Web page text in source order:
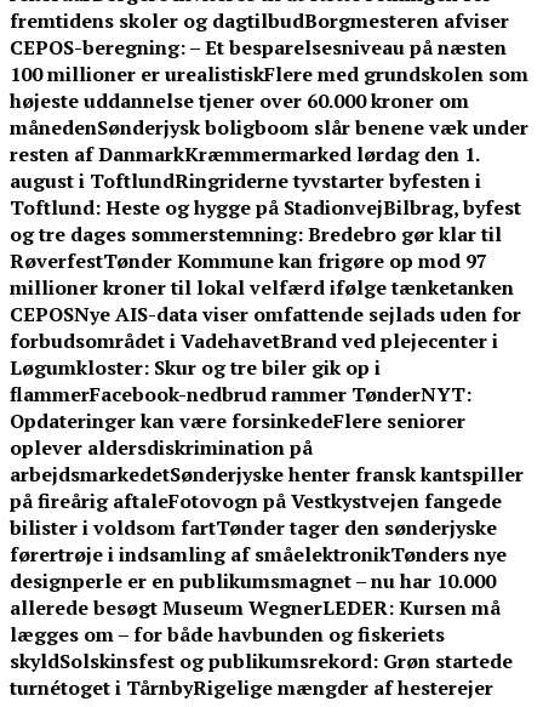
fremtidens skoler og dagtilbudBorgmesteren afviser
CEPOS-beregning: – Et besparelsesniveau på næsten
100 millioner er urealistiskFlere med grundskolen som
højeste uddannelse tjener over 60.000 kroner om
månedenSønderjysk boligboom slår benene væk under
resten af DanmarkKræmmermarked lørdag den 1.
august i ToftlundRingriderne tyvstarter byfesten i
Toftlund: Heste og hygge på StadionvejBilbrag, byfest
og tre dages sommerstemning: Bredebro gør klar til
RøverfestTønder Kommune kan frigøre op mod 97
millioner kroner til lokal velfærd ifølge tænketanken
CEPOSNye AIS-data viser omfattende sejlads uden for
forbudsområdet i VadehavetBrand ved plejecenter i
Løgumkloster: Skur og tre biler gik op i
flammerFacebook-nedbrud rammer TønderNYT:
Opdateringer kan være forsinkedeFlere seniorer
oplever aldersdiskrimination på
arbejdsmarkedetSønderjyske henter fransk kantspiller
på fireårig aftaleFotovogn på Vestkystvejen fangede
bilister i voldsom fartTønder tager den sønderjyske
førertrøje i indsamling af småelektronikTønders nye
designperle er en publikumsmagnet – nu har 10.000
allerede besøgt Museum WegnerLEDER: Kursen må
lægges om – for både havbunden og fiskeriets
skyldSolskinsfest og publikumsrekord: Grøn startede
turnétoget i TårnbyRigelige mængder af hesterejer